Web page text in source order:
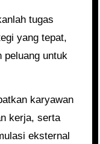
yang tepat,
peluang untuk
kerja, serta
eksternal